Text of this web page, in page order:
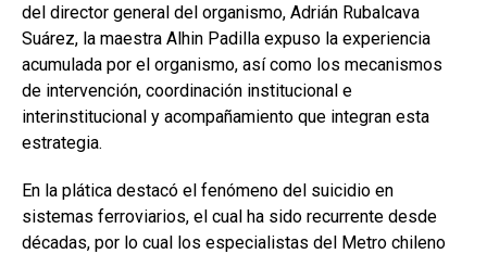
del director general del organismo, Adrián Rubalcava
Suárez, la maestra Alhin Padilla expuso la experiencia
acumulada por el organismo, así como los mecanismos
de intervención, coordinación institucional e
interinstitucional y acompañamiento que integran esta
estrategia.
En la plática destacó el fenómeno del suicidio en
sistemas ferroviarios, el cual ha sido recurrente desde
décadas, por lo cual los especialistas del Metro chileno